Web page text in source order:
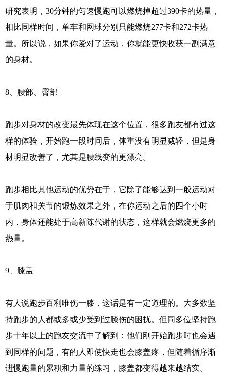
研究表明，30分钟的匀速慢跑可以燃烧掉超过390卡的热量，
相比同样时间，单车和网球分别只能燃烧277卡和272卡热
量。所以说，如果你爱对了运动，你就能更快收获一副满意
的身材。
8、腰部、臀部
跑步对身材的改变最先体现在这个位置，很多跑友都有过这
样的体验，开始跑一段时间后，体重没有明显减轻，但是身
材明显改善了，尤其是腰线变的更漂亮。
跑步相比其他运动的优势在于，它除了能够达到一般运动对
于肌肉和关节的锻炼效果之外，在你运动之后的四个小时
内，身体还能处于高新陈代谢的状态，这样就会燃烧更多的
热量。
9、膝盖
有人说跑步百利唯伤一膝，这话是有一定道理的。大多数坚
持跑步的人都或多或少受到过膝伤的困扰。但同多位坚持跑
步十年以上的跑友交流中了解到：他们刚开始跑步时也会遇
到同样的问题，有的人即使快走也会膝盖疼，但随着循序渐
进慢跑量的累积和力量的练习，膝盖都变得越来越结实。